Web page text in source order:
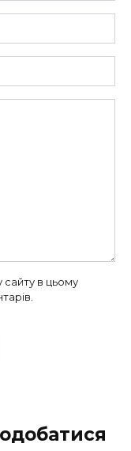
сайту в цьому